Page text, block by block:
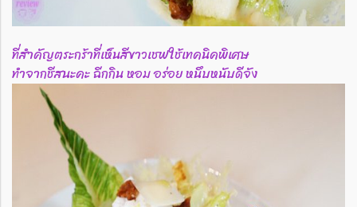
ที่สำคัญตระกร้าที่เห็นสีขาวเชฟใช้เทคนิคพิเศษ
ทำจากชีสนะคะ ฉีกกิน หอม อร่อย หนึบหนับดีจัง